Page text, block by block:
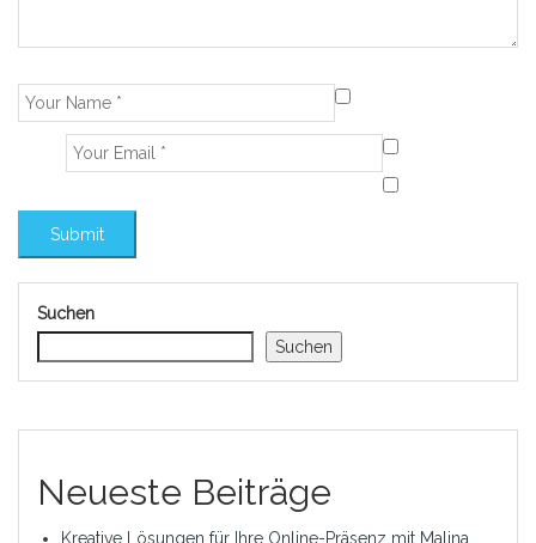
Suchen
Suchen
Neueste Beiträge
Kreative Lösungen für Ihre Online-Präsenz mit Malina